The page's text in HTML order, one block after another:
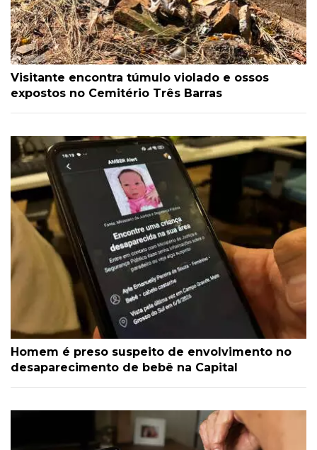
Visitante encontra túmulo violado e ossos
expostos no Cemitério Três Barras
Homem é preso suspeito de envolvimento no
desaparecimento de bebê na Capital